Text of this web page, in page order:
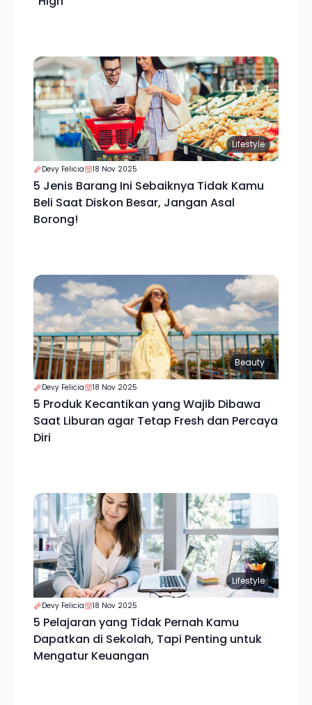
Lifestyle
Devy Felicia 18 Nov 2025
5 Jenis Barang Ini Sebaiknya Tidak Kamu
Beli Saat Diskon Besar, Jangan Asal
Borong!
Beauty
Devy Felicia 18 Nov 2025
5 Produk Kecantikan yang Wajib Dibawa
Saat Liburan agar Tetap Fresh dan Percaya
Diri
Lifestyle
Devy Felicia 18 Nov 2025
5 Pelajaran yang Tidak Pernah Kamu
Dapatkan di Sekolah, Tapi Penting untuk
Mengatur Keuangan